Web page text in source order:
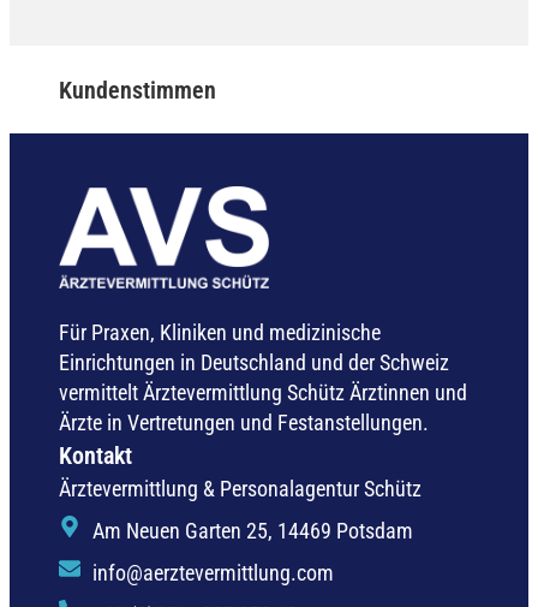
Kundenstimmen
Für Praxen, Kliniken und medizinische
Einrichtungen in Deutschland und der Schweiz
vermittelt Ärztevermittlung Schütz Ärztinnen und
Ärzte in Vertretungen und Festanstellungen.
Kontakt
Ärztevermittlung & Personalagentur Schütz
Am Neuen Garten 25, 14469 Potsdam
info@aerztevermittlung.com